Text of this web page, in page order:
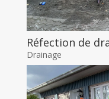
Réfection de
Drainage